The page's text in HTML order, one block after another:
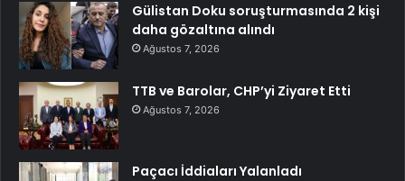
Gülistan Doku soruşturmasında 2 kişi
daha gözaltına alındı
Ağustos 7, 2026
TTB ve Barolar, CHP’yi Ziyaret Etti
Ağustos 7, 2026
Paçacı İddiaları Yalanladı